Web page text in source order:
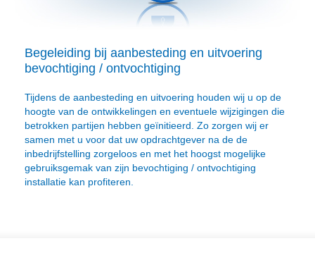
Begeleiding bij aanbesteding en uitvoering
bevochtiging / ontvochtiging
Tijdens de aanbesteding en uitvoering houden wij u op de
hoogte van de ontwikkelingen en eventuele wijzigingen die
betrokken partijen hebben geïnitieerd. Zo zorgen wij er
samen met u voor dat uw opdrachtgever na de de
inbedrijfstelling zorgeloos en met het hoogst mogelijke
gebruiksgemak van zijn bevochtiging / ontvochtiging
installatie kan profiteren.